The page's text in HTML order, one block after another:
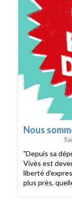
Nous
"Depuis sa
Vivès est
liberté
plus près,